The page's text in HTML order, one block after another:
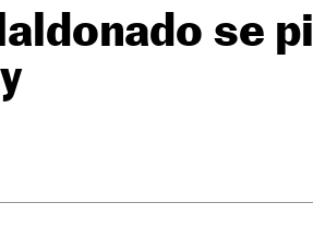
se